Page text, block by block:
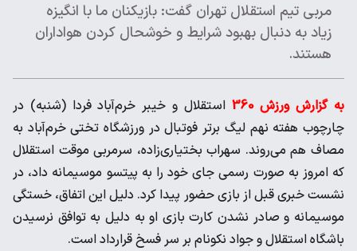
مربی تیم استقلال تهران گفت: بازیکنان ما با انگیزه
زیاد به دنبال بهبود شرایط و خوشحال کردن هواداران
هستند.
به گزارش ورزش 360
استقلال و خیبر خرم‌آباد فردا (شنبه) در
چارچوب هفته نهم لیگ برتر فوتبال در ورزشگاه تختی خرم‌آباد به
مصاف هم می‌روند. سهراب بختیاری‌زاده، سرمربی موقت استقلال
که امروز به صورت رسمی جای خود را به پیتسو موسیمانه داد، در
نشست خبری قبل از بازی حضور پیدا کرد. دلیل این اتفاق، خستگی
موسیمانه و صادر نشدن کارت بازی او به دلیل به توافق نرسیدن
باشگاه استقلال و جواد نکونام بر سر فسخ قرارداد است.